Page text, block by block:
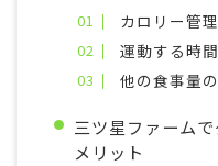
カロリー管
運動する時
他の食事量
三ツ星ファーム
メリット